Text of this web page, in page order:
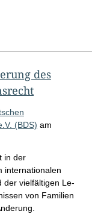
des
(BDS) am
in der
internationalen
der vielfältigen Le-
von Familien